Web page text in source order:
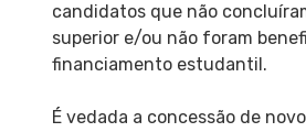
candidatos que não
superior e/ou não foram
financiamento estudantil.
É vedada a concessão de